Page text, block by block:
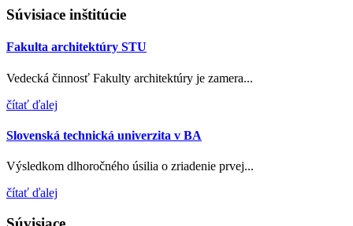
Súvisiace inštitúcie
Fakulta architektúry STU
Vedecká činnosť Fakulty architektúry je zamera...
čítať ďalej
Slovenská technická univerzita v BA
Výsledkom dlhoročného úsilia o zriadenie prvej...
čítať ďalej